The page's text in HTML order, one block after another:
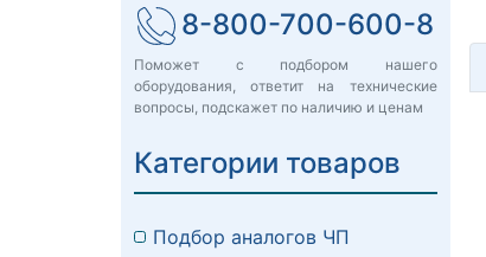
8-800-700-600-8
Поможет с подбором нашего
оборудования, ответит на технические
вопросы, подскажет по наличию и ценам
Категории товаров
Подбор аналогов ЧП